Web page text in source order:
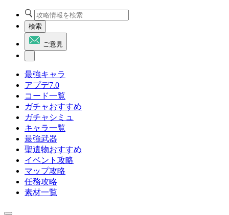
検索
ご意見
最強キャラ
アプデ7.0
コード一覧
ガチャおすすめ
ガチャシミュ
キャラ一覧
最強武器
聖遺物おすすめ
イベント攻略
マップ攻略
任務攻略
素材一覧